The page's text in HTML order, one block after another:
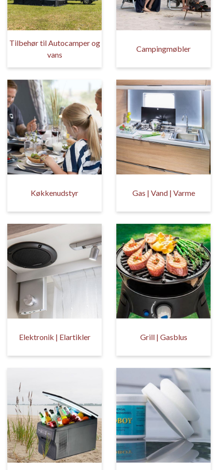
Tilbehør til Autocamper og
vans
Campingmøbler
Køkkenudstyr Gas | Vand | Varme
Elektronik | Elartikler Grill | Gasblus